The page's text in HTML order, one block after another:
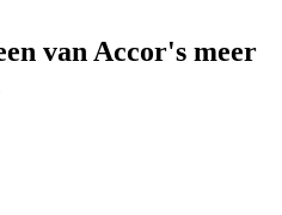
van Accor's meer